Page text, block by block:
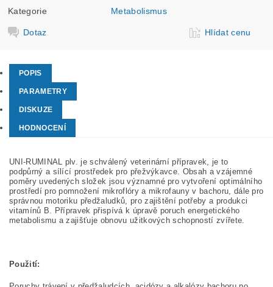
Kategorie Metabolismus
Dotaz Hlídat cenu
POPIS
PARAMETRY
DISKUZE
HODNOCENÍ
UNI-RUMINAL plv. je schválený veterinární přípravek, je to
podpůrný a sílící prostředek pro přežvýkavce. Obsah a vzájemné
poměry uvedených složek jsou významné pro vytvoření optimálního
prostředí pro pomnožení mikroflóry a mikrofauny v bachoru, dále pro
správnou motoriku předžaludků, pro zajištění potřeby a produkci
vitamínů B. Přípravek přispívá k úpravě poruch energetického
metabolismu a zajišťuje obnovu užitkových schopností zvířete.
Použití: